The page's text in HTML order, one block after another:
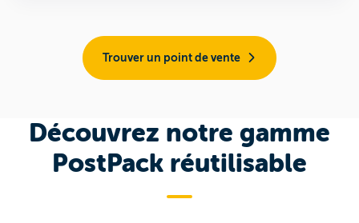
Trouver un point de vente
Découvrez notre gamme
PostPack réutilisable